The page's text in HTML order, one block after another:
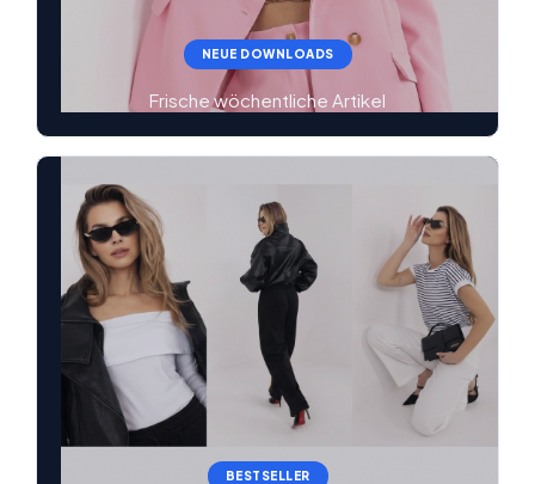
NEUE DOWNLOADS
Frische wöchentliche Artikel
BESTSELLER